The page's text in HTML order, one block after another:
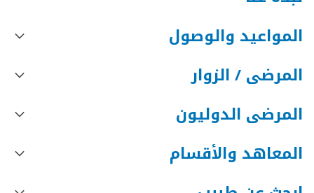
المواعيد والوصول
المرضى / الزوار
المرضى الدوليون
المعاهد والأقسام